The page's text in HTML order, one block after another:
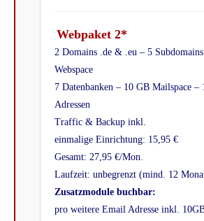
Webpaket 2*
2 Domains .de & .eu – 5
Webspace
7 Datenbanken – 10 GB Mailspace –
Adressen
Traffic & Backup inkl.
einmalige Einrichtung: 15,95 €
Gesamt: 27,95 €/Mon.
Laufzeit: unbegrenzt (mind. 12
Zusatzmodule buchbar:
pro weitere Email Adresse inkl.